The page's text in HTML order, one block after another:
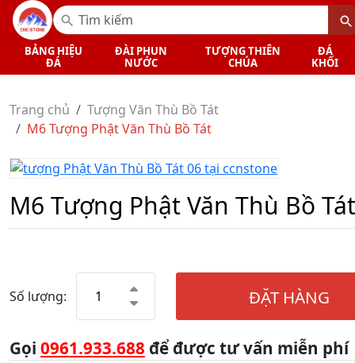
BẢNG HIỆU
ĐÁ
ĐÀI PHUN
NƯỚC
TƯỢNG THIÊN
CHÚA
ĐÁ
KHỐI
Trang chủ
Tượng Văn Thù Bồ Tát
M6 Tượng Phật Văn Thù Bồ Tát
M6 Tượng Phật Văn Thù Bồ Tát
Số lượng: ĐẶT HÀNG
Gọi 0961.933.688 để được tư vấn miễn phí